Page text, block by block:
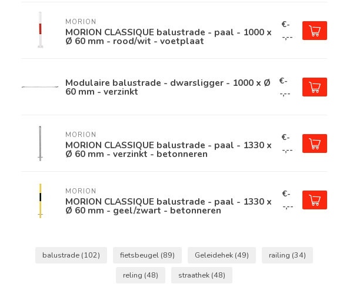
MORION
MORION CLASSIQUE balustrade - paal - 1000 x
Ø 60 mm - rood/wit - voetplaat
€-
-,--
Modulaire balustrade - dwarsligger - 1000 x Ø
60 mm - verzinkt
€-
-,--
MORION
MORION CLASSIQUE balustrade - paal - 1330 x
Ø 60 mm - verzinkt - betonneren
€-
-,--
MORION
MORION CLASSIQUE balustrade - paal - 1330 x
Ø 60 mm - geel/zwart - betonneren
€-
-,--
balustrade (102) fietsbeugel (89) Geleidehek (49) railing (34)
reling (48) straathek (48)